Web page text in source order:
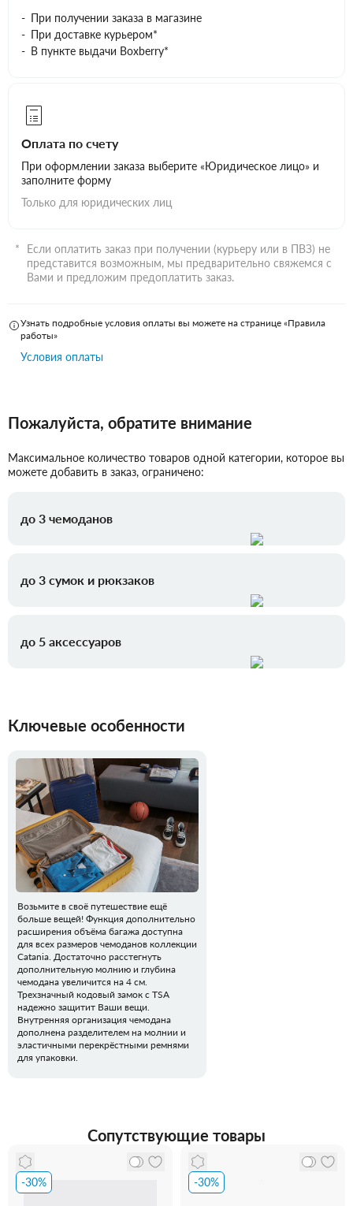
При получении заказа в магазине
При доставке курьером*
В пункте выдачи Boxberry*
Оплата по счету
При оформлении заказа выберите «Юридическое лицо» и
заполните форму
Только для юридических лиц
Если оплатить заказ при получении (курьеру или в ПВЗ) не
представится возможным, мы предварительно свяжемся с
Вами и предложим предоплатить заказ.
Узнать подробные условия оплаты вы можете на странице «Правила
работы»
Условия оплаты
Пожалуйста, обратите внимание
Максимальное количество товаров одной категории, которое вы
можете добавить в заказ, ограничено:
до 3 чемоданов
до 3 сумок и рюкзаков
до 5 аксессуаров
Ключевые особенности
Возьмите в своё путешествие ещё
больше вещей! Функция дополнительно
расширения объёма багажа доступна
для всех размеров чемоданов коллекции
Catania. Достаточно расстегнуть
дополнительную молнию и глубина
чемодана увеличится на 4 см.
Трехзначный кодовый замок с TSA
надежно защитит Ваши вещи.
Внутренняя организация чемодана
дополнена разделителем на молнии и
эластичными перекрёстными ремнями
для упаковки.
Сопутствующие товары
-30% -30%